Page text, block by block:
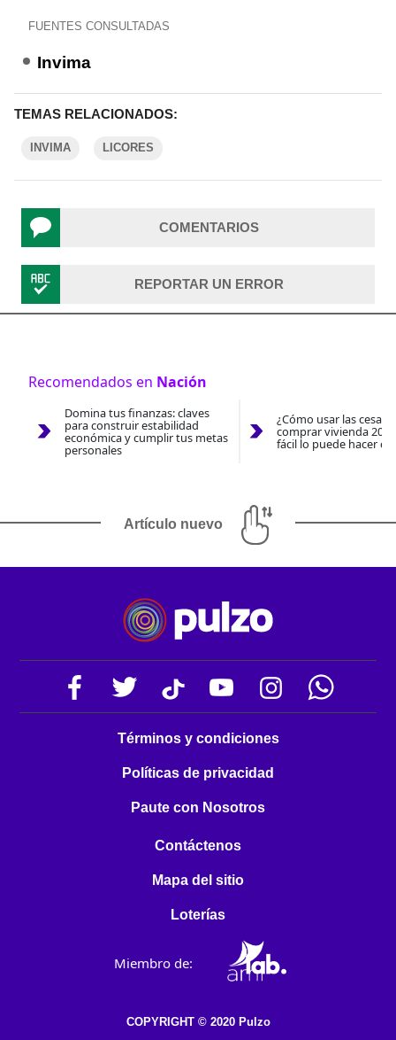
FUENTES CONSULTADAS
Invima
TEMAS RELACIONADOS:
INVIMA LICORES
COMENTARIOS
REPORTAR UN ERROR
Recomendados en Nación
Domina tus finanzas: claves
para construir estabilidad
económica y cumplir tus metas
personales
¿Cómo usar las
comprar vivienda
fácil lo puede hacer
Artículo nuevo
Términos y condiciones
Políticas de privacidad
Paute con Nosotros
Contáctenos
Mapa del sitio
Loterías
Miembro de:
COPYRIGHT © 2020 Pulzo